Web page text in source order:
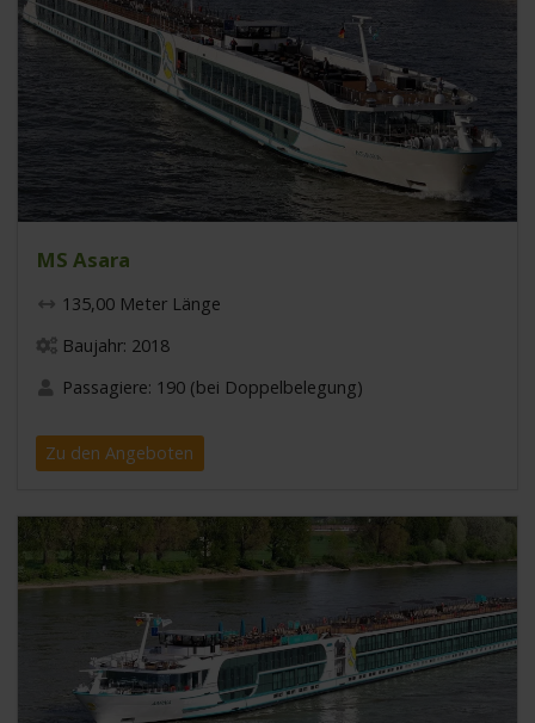
MS Asara
135,00 Meter Länge
Baujahr: 2018
Passagiere: 190 (bei Doppelbelegung)
Zu den Angeboten